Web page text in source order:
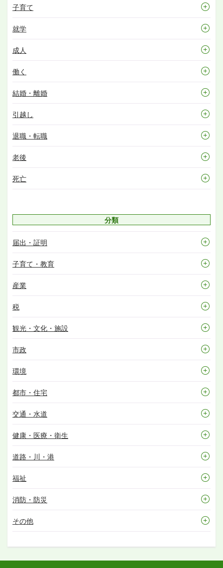
子育て
就学
成人
働く
結婚・離婚
引越し
退職・転職
老後
死亡
分類
届出・証明
子育て・教育
産業
税
観光・文化・施設
市政
環境
都市・住宅
交通・水道
健康・医療・衛生
道路・川・港
福祉
消防・防災
その他